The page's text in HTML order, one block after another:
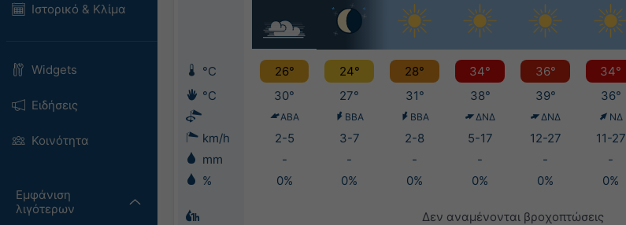
Ιστορικό & Κλίμα
Widgets
Ειδήσεις
Κοινότητα
Εμφάνιση
λιγότερων
°C 26° 24° 28° 34° 36° 34°
°C
30° 27° 31° 38° 39° 36°
ΑΒΑ ΒΒΑ ΒΒΑ ΔΝΔ ΔΝΔ ΝΔ
km/h 2-5 3-7 2-8 5-17 12-27 11-27
mm
- - - - - -
%
0% 0% 0% 0% 0% 0%
Δεν αναμένονται βροχοπτώσεις